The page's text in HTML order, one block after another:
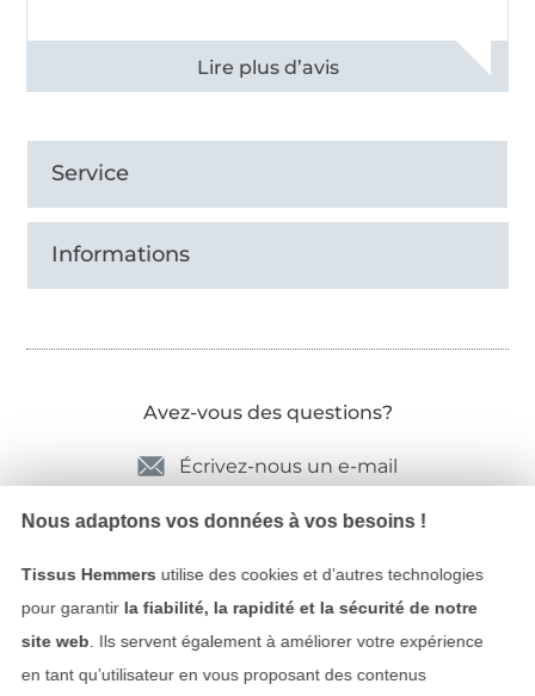
Voir tous les 11497 commentaires
Service
Informations
Avez-vous des questions?
Écrivez-nous un e-mail
Sécurité garantie
Nous adaptons vos données à vos besoins !
Tissus Hemmers utilise des cookies et d’autres technologies
pour garantir la fiabilité, la rapidité et la sécurité de notre
site web . Ils servent également à améliorer votre expérience
en tant qu’utilisateur en vous proposant des contenus